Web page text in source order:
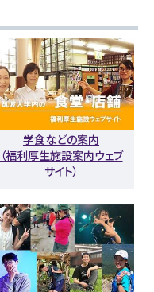
中の営業日程ページ
学食などの案内
（福利厚生施設案内ウェブ
サイト）